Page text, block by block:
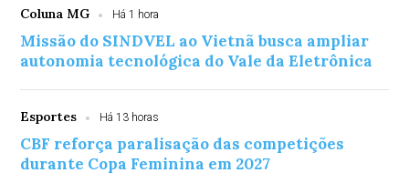
Coluna MG Há 1 hora
Missão do SINDVEL ao Vietnã busca ampliar
autonomia tecnológica do Vale da Eletrônica
Esportes Há 13 horas
CBF reforça paralisação das competições
durante Copa Feminina em 2027